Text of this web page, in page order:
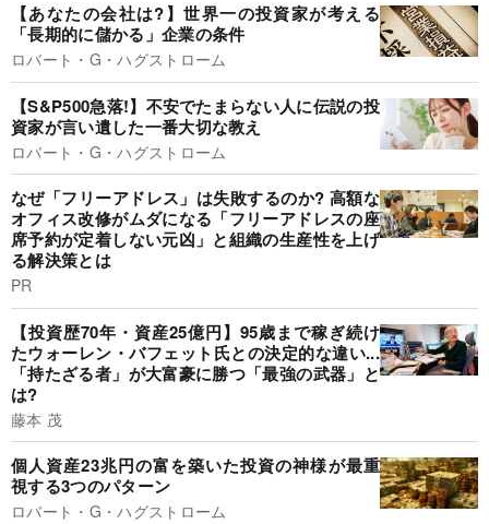
【あなたの会社は?】世界一の投資家が考える
「長期的に儲かる」企業の条件
ロバート・G・ハグストローム
【S&P500急落!】不安でたまらない人に伝説の投
資家が言い遺した一番大切な教え
ロバート・G・ハグストローム
なぜ「フリーアドレス」は失敗するのか? 高額な
オフィス改修がムダになる「フリーアドレスの座
席予約が定着しない元凶」と組織の生産性を上げ
る解決策とは
PR
【投資歴70年・資産25億円】95歳まで稼ぎ続け
たウォーレン・バフェット氏との決定的な違い...
「持たざる者」が大富豪に勝つ「最強の武器」と
は?
藤本 茂
個人資産23兆円の富を築いた投資の神様が最重
視する3つのパターン
ロバート・G・ハグストローム